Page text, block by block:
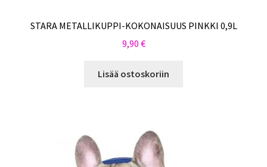
STARA METALLIKUPPI-KOKONAISUUS PINKKI 0,9L
9,90 €
Lisää ostoskoriin